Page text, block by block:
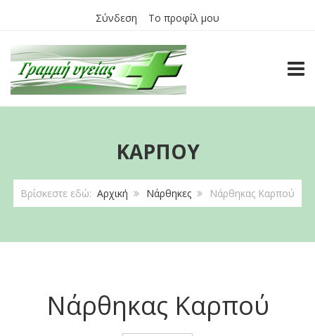
Σύνδεση Το προφίλ μου
ΚΑΡΠΟΎ
Βρίσκεστε εδώ: Αρχική Νάρθηκες Νάρθηκας Καρπού
Νάρθηκας Καρπού